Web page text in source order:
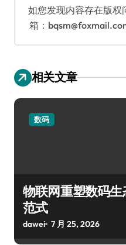
如您发现内容存在版权
箱：
相关文章
数码
物联网重塑数码
范式
dawei 7 月 25, 2026